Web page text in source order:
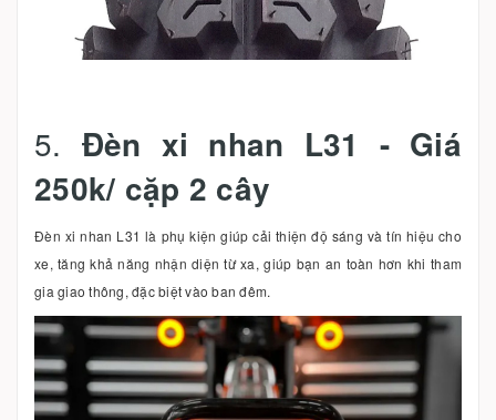
5. Đèn xi nhan L31 - Giá
250k/ cặp 2 cây
Đèn xi nhan L31 là phụ kiện giúp cải thiện độ sáng và tín hiệu cho
xe, tăng khả năng nhận diện từ xa, giúp bạn an toàn hơn khi tham
gia giao thông, đặc biệt vào ban đêm.